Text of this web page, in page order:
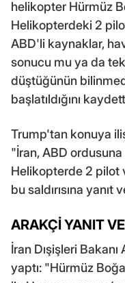
helikopter Hürmüz
Helikopterdeki 2
ABD'li kaynaklar,
sonucu mu ya da
düştüğünün
başlatıldığını
Trump'tan konuya
"İran, ABD
Helikopterde 2 pilot
bu saldırısına
ARAKÇİ YANIT
İran Dışişleri
yaptı: "Hürmüz